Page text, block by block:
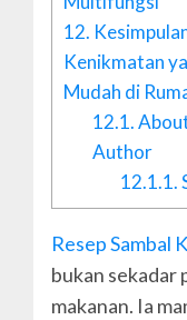
12.
Kenikmatan
Mudah di
12.1.
Author
12.1.1.
Resep Sambal
bukan sekadar
makanan. Ia